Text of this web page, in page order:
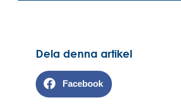
Dela denna artikel
Facebook